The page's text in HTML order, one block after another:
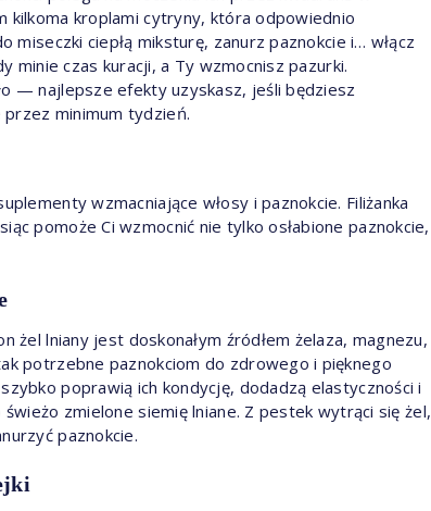
kilkoma kroplami cytryny, która odpowiednio
miseczki ciepłą miksturę, zanurz paznokcie i… włącz
minie czas kuracji, a Ty wzmocnisz pazurki.
— najlepsze efekty uzyskasz, jeśli będziesz
przez minimum tydzień.
wzmacniające włosy i paznokcie. Filiżanka
pomoże Ci wzmocnić nie tylko osłabione paznokcie,
żel lniany jest doskonałym źródłem żelaza, magnezu,
potrzebne paznokciom do zdrowego i pięknego
poprawią ich kondycję, dodadzą elastyczności i
zmielone siemię lniane. Z pestek wytrąci się żel,
paznokcie.